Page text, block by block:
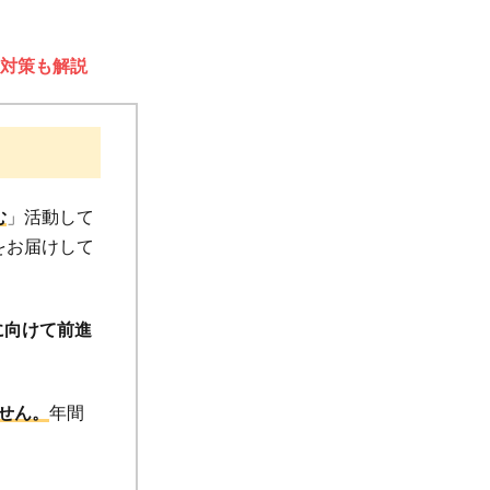
策も解説
」活動して
届けして
けて前進
ん。 年間